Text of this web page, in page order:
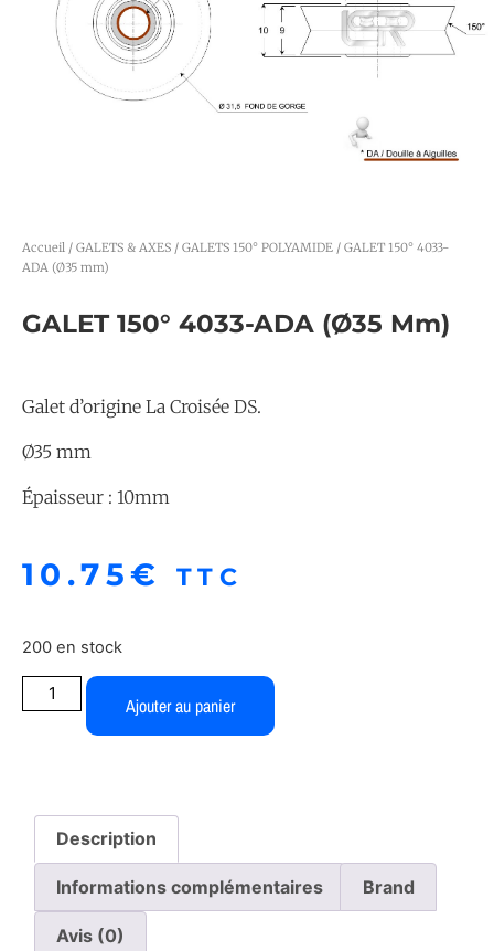
Accueil / GALETS & AXES / GALETS 150° POLYAMIDE / GALET 150° 4033-
ADA (Ø35 mm)
GALET 150° 4033-ADA (Ø35 Mm)
Galet d’origine La Croisée DS.
Ø35 mm
Épaisseur : 10mm
10.75€ TTC
200 en stock
Ajouter au panier
Description
Informations complémentaires Brand
Avis (0)